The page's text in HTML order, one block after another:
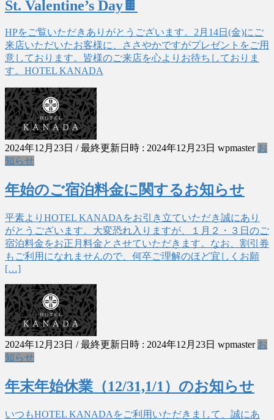
St. Valentine’s Day🍫
HPをご覧いただきありがとうございます。2月14日(金)にご
来店いただいたお客様に、ささやかですがプレゼントをご用
意しております。皆様のご来店を心よりお待ちしておりま
す。HOTEL KANADA
2024年12月23日 / 最終更新日時 : 2024年12月23日 wpmaster お
知らせ
年始のご宿泊料金に関するお知らせ
平素よりHOTEL KANADAをお引き立ていただき誠にあり
がとうございます。大変恐れ入りますが、１月２・３日のご
宿泊料金をお正月料金とさせていただきます。なお、割引券
もご利用になれませんので、何卒ご理解のほど宜しくお願
[…]
2024年12月23日 / 最終更新日時 : 2024年12月23日 wpmaster お
知らせ
年末年始休業（12/31,1/1）のお知らせ
いつもHOTEL KANADAをご利用いただきまして、誠にあ